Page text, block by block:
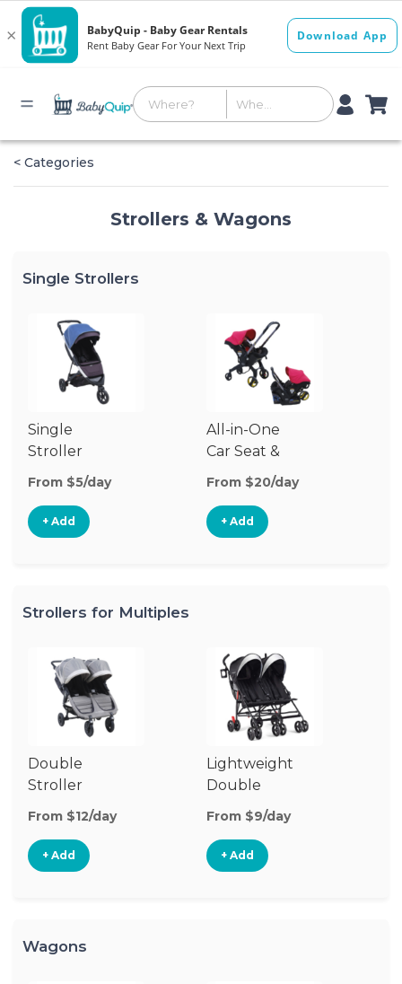
< Categories
Strollers & Wagons
Single Strollers
Single
Stroller
From $5/day
+ Add
All-in-One
Car Seat &
Stroller
From $20/day
+ Add
Strollers for Multiples
Double
Stroller
From $12/day
+ Add
Lightweight
Double
Stroller
From $9/day
+ Add
Wagons